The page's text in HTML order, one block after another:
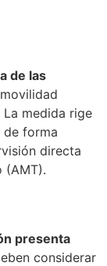
de las
medida rige
forma
directa
(AMT).
presenta
considerar